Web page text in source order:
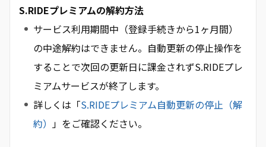
S.RIDEプレミアムの解約方法
サービス利用期間中（登録手続きから1ヶ月間）
の中途解約はできません。自動更新の停止操作を
することで次回の更新日に課金されずS.RIDEプレ
ミアムサービスが終了します。
詳しくは「S.RIDEプレミアム自動更新の停止（解
約） 」をご確認ください。